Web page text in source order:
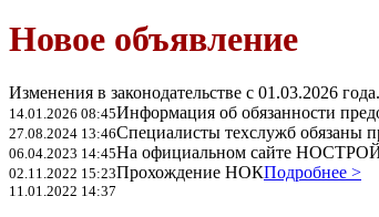
Новое объявление
Изменения в законодательстве с 01.03.2026 года.
14.01.2026 08:45Информация об обязанности
27.08.2024 13:46Специалисты техслужб обязаны
06.04.2023 14:45На официальном сайте НОСТРОЙ
02.11.2022 15:23Прохождение НОКПодробнее >
11.01.2022 14:37